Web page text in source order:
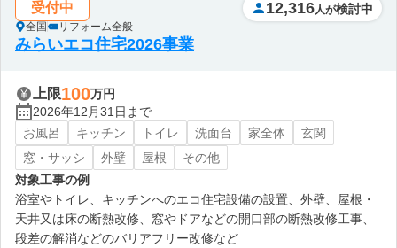
受付中
全国 リフォーム全般
12,316 人が検討中
みらいエコ住宅2026事業
上限100万円
2026年12月31日まで
お風呂
キッチン トイレ 洗面台 家全体
玄関
窓・サッシ
外壁 屋根
その他
対象工事の例
浴室やトイレ、キッチンへのエコ住宅設備の設置、外壁、屋根・
天井又は床の断熱改修、窓やドアなどの開口部の断熱改修工事、
段差の解消などのバリアフリー改修など